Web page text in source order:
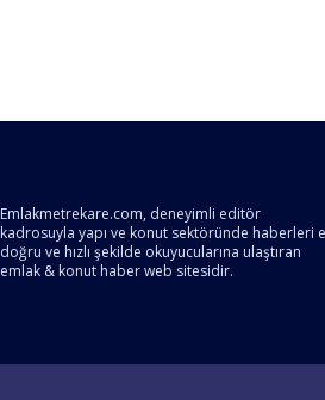
Emlakmetrekare.com, deneyimli editör
kadrosuyla yapı ve konut sektöründe haberleri
doğru ve hızlı şekilde okuyucularına ulaştıran
emlak & konut haber web sitesidir.